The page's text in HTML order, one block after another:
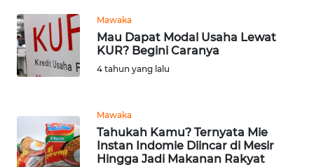
Mawaka
Mau Dapat Modal Usaha Lewat
KUR? Begini Caranya
4 tahun yang lalu
Mawaka
Tahukah Kamu? Ternyata Mie
Instan Indomie Diincar di Mesir
Hingga Jadi Makanan Rakyat
WN
JABAR
WN
NTT